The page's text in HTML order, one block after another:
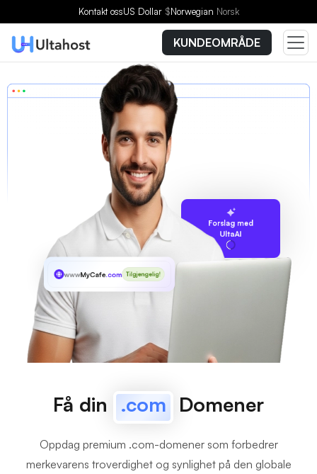
Kontakt ossUS Dollar $Norwegian Norsk
KUNDEOMRÅDE
Forslag med
UltaAI
wwwMyCafe.com Tilgjengelig!
Få din .com Domener
Oppdag premium .com-domener som forbedrer
merkevarens troverdighet og synlighet på den globale